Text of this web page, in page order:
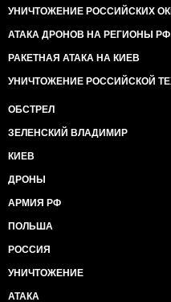
УНИЧТОЖЕНИЕ РОССИЙСКИХ
АТАКА ДРОНОВ НА РЕГИОНЫ РФ
РАКЕТНАЯ АТАКА НА КИЕВ
УНИЧТОЖЕНИЕ РОССИЙСКОЙ
ОБСТРЕЛ
ЗЕЛЕНСКИЙ ВЛАДИМИР
КИЕВ
ДРОНЫ
АРМИЯ РФ
ПОЛЬША
РОССИЯ
УНИЧТОЖЕНИЕ
АТАКА